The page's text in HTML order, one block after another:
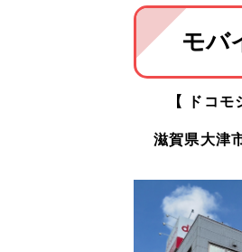
モバ
【 ドコモ
滋賀県大津